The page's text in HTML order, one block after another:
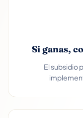
Si ganas,
El subsidio